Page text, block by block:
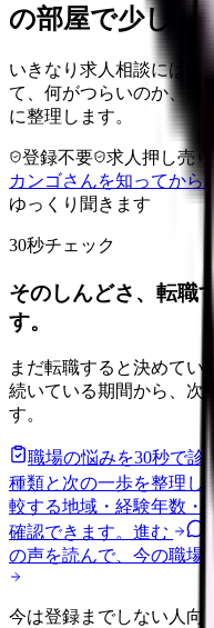
の部屋で少し話
いきなり求人相談には進
て、何がつらいのか、辞
に整理します。
登録不要 求人押し売り
カンゴさんを知ってから
ゆっくり聞きます
30秒チェック
そのしんどさ、転職
す。
まだ転職すると決めてい
続いている期間から、次
す。
職場の悩みを30秒で診断
種類と次の一歩を整理し
較する地域・経験年数・
確認できます。 進む
の声を読んで、今の職場
今は登録までしない人向